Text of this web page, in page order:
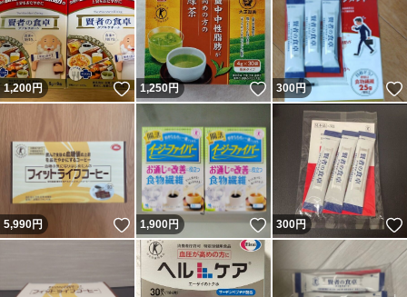
1,200円 いいね！
1,250円 いいね！
300円
5,990円 いいね！
1,900円 いいね！
300円